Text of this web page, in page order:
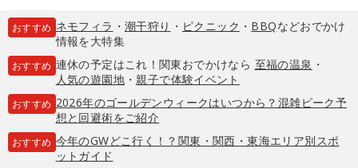
おすすめ ネモフィラ ・ 潮干狩り ・ ピクニック ・ BBQなどおでかけ
情報を大特集
おすすめ 連休の予定はこれ！関東おでかけなら 至福の温泉 ・
人気の遊園地・親子で体験イベント
おすすめ 2026年のゴールデンウィークはいつから？混雑ピーク予
想と回避術をご紹介
おすすめ 今年のGWどこ行く！？関東・関西・東海エリア別スポ
ットガイド